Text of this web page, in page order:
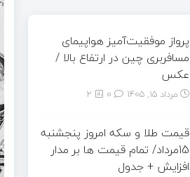
پرواز موفقیت‌آمیز هواپیمای
مسافربری چین در ارتفاع بالا /
عکس
مرداد ۱۵, ۱۴۰۵ 2
قیمت طلا و سکه امروز پنجشنبه
15مرداد/ تمام قیمت ها بر مدار
افزایش + جدول